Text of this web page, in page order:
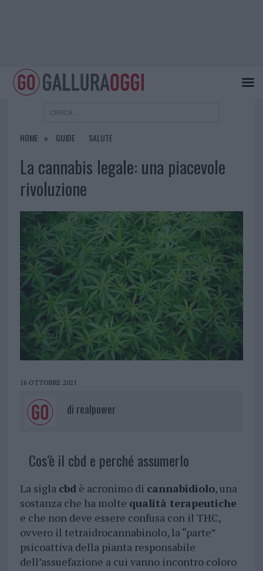
HOME GUIDE SALUTE
La cannabis legale: una piacevole
rivoluzione
16 OTTOBRE 2021
di realpower
Cos’è il cbd e perché assumerlo
La sigla cbdè acronimo di cannabidiolo, una
sostanza che ha molte qualità terapeutiche
e che non deve essere confusa con il THC,
ovvero il tetraidrocannabinolo, la “parte”
psicoattiva della pianta responsabile
dell’assuefazione a cui vanno incontro coloro